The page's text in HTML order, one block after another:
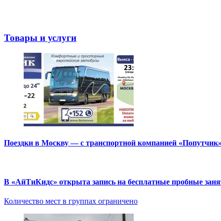
Товары и услуги
Поездки в Москву — с транспортной компанией «Попутчик»
В «АйТиКидс» открыта запись на бесплатные пробные
Количество мест в группах ограничено